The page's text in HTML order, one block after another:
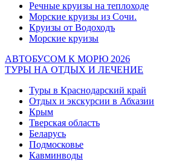
Речные круизы на теплоходе
Морские круизы из Сочи.
Круизы от Водоходъ
Морские круизы
АВТОБУСОМ К МОРЮ 2026
ТУРЫ НА ОТДЫХ И ЛЕЧЕНИЕ
Туры в Краснодарский край
Отдых и экскурсии в Абхазии
Крым
Тверская область
Беларусь
Подмосковье
Кавминводы